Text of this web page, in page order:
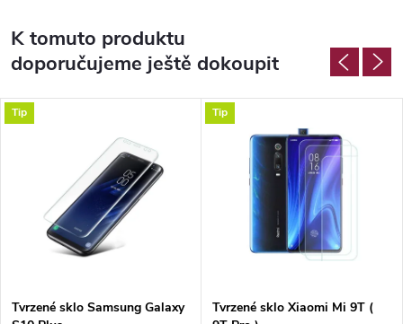
K tomuto produktu
doporučujeme ještě dokoupit
Tip
Tvrzené sklo Samsung Galaxy
Tip
Tvrzené sklo Xiaomi Mi 9T (